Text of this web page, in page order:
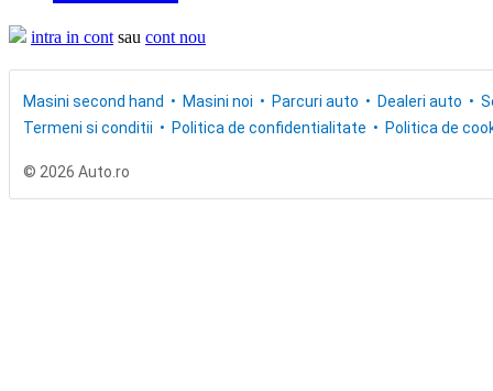
intra in cont sau cont nou
Masini second hand Masini noi Parcuri auto Dealeri auto
Termeni si conditii
Politica de confidentialitate Politica de
© 2026 Auto.ro